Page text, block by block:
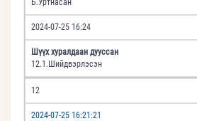
Б.Уртнасан
2024-07-25 16:24
Шүүх хуралдаан дууссан
12.1.Шийдвэрлэсэн
12
2024-07-25 16:21:21